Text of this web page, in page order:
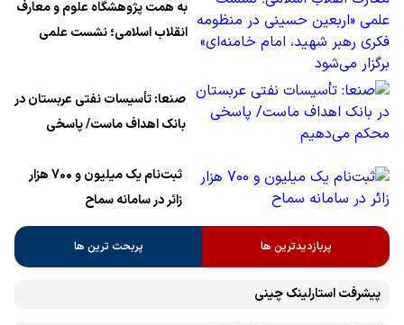
به همت پژوهشگاه علوم و معارف
انقلاب اسلامی؛ نشست علمی
می‌شود
صنعا: تأسیسات نفتی عربستان در
بانک اهداف ماست/ پاسخی
ثبت‌نام یک میلیون و 700 هزار
زائر در سامانه سماح ‌
پربازدیدترین ها پربحث ترین ها
پیشرفت ‏استارلینک چینی